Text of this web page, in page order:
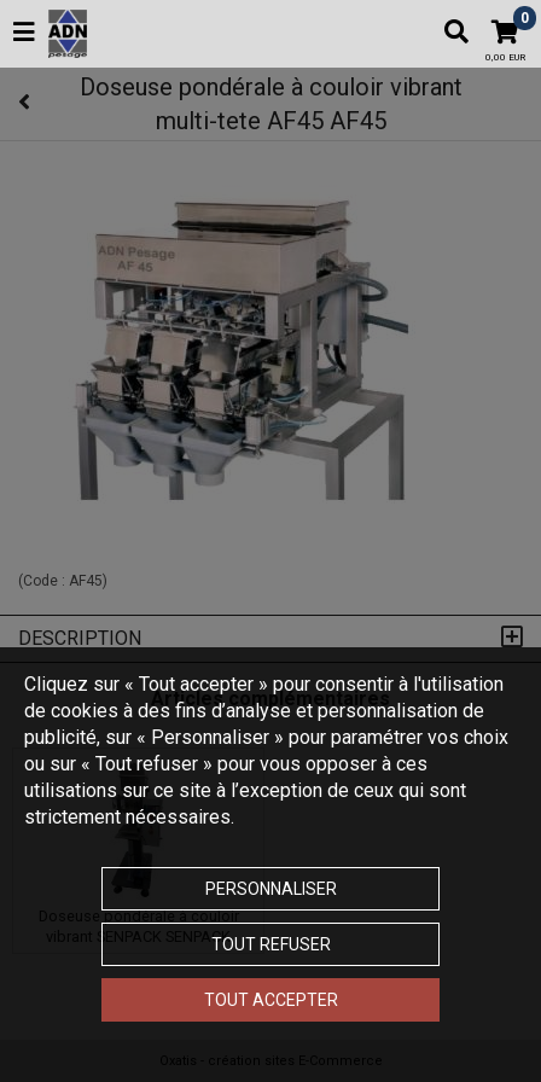
0
0,00 EUR
Doseuse pondérale à couloir vibrant
multi-tete AF45 AF45
(Code : AF45)
DESCRIPTION
Articles complémentaires
Doseuse pondérale à couloir
vibrant SENPACK SENPACK
Cliquez sur « Tout accepter » pour consentir à l'utilisation
de cookies à des fins d’analyse et personnalisation de
publicité, sur « Personnaliser » pour paramétrer vos choix
ou sur « Tout refuser » pour vous opposer à ces
utilisations sur ce site à l’exception de ceux qui sont
strictement nécessaires.
PERSONNALISER
TOUT REFUSER
TOUT ACCEPTER